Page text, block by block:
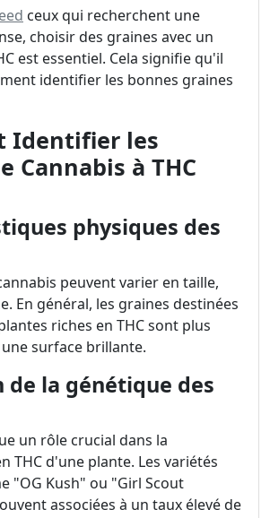
ceux qui recherchent une
choisir des graines avec un
est essentiel. Cela signifie qu'il
identifier les bonnes graines
Identifier les
Cannabis à THC
physiques des
peuvent varier en taille,
En général, les graines destinées
riches en THC sont plus
surface brillante.
de la génétique des
un rôle crucial dans la
THC d'une plante. Les variétés
"OG Kush" ou "Girl Scout
associées à un taux élevé de